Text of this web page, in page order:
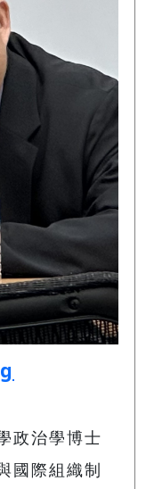
政治學博士
國際組織制